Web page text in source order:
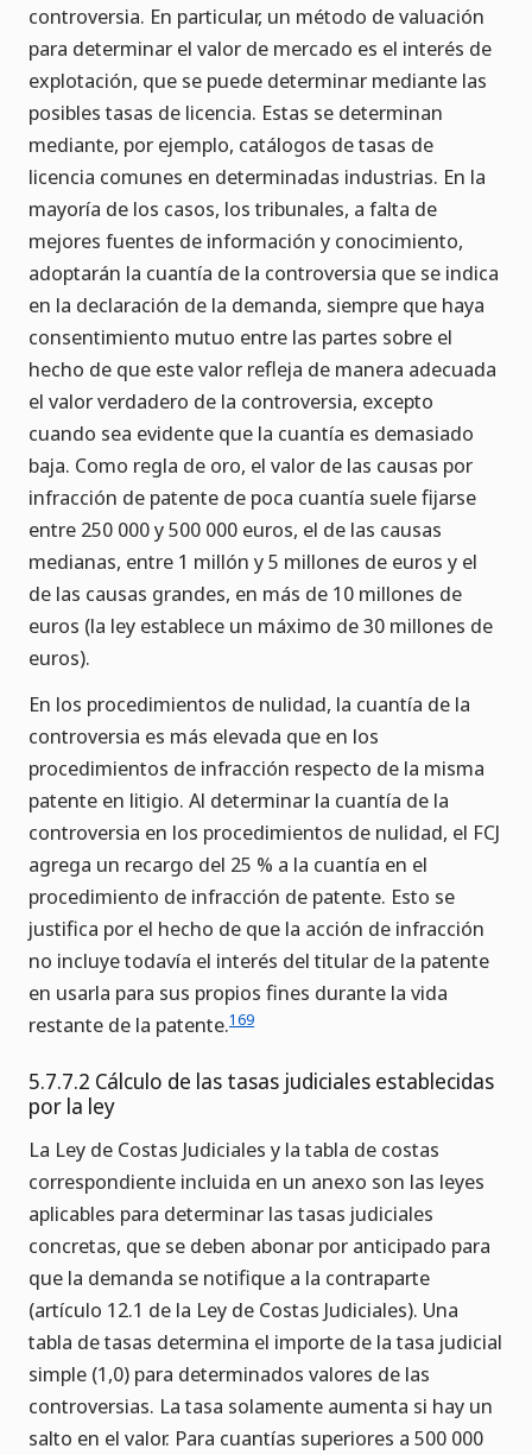
controversia. En particular, un método de valuación
para determinar el valor de mercado es el interés de
explotación, que se puede determinar mediante las
posibles tasas de licencia. Estas se determinan
mediante, por ejemplo, catálogos de tasas de
licencia comunes en determinadas industrias. En la
mayoría de los casos, los tribunales, a falta de
mejores fuentes de información y conocimiento,
adoptarán la cuantía de la controversia que se indica
en la declaración de la demanda, siempre que haya
consentimiento mutuo entre las partes sobre el
hecho de que este valor refleja de manera adecuada
el valor verdadero de la controversia, excepto
cuando sea evidente que la cuantía es demasiado
baja. Como regla de oro, el valor de las causas por
infracción de patente de poca cuantía suele fijarse
entre 250 000 y 500 000 euros, el de las causas
medianas, entre 1 millón y 5 millones de euros y el
de las causas grandes, en más de 10 millones de
euros (la ley establece un máximo de 30 millones de
euros).
En los procedimientos de nulidad, la cuantía de la
controversia es más elevada que en los
procedimientos de infracción respecto de la misma
patente en litigio. Al determinar la cuantía de la
controversia en los procedimientos de nulidad, el FCJ
agrega un recargo del 25 % a la cuantía en el
procedimiento de infracción de patente. Esto se
justifica por el hecho de que la acción de infracción
no incluye todavía el interés del titular de la patente
en usarla para sus propios fines durante la vida
restante de la patente.169
5.7.7.2 Cálculo de las tasas judiciales establecidas
por la ley
La Ley de Costas Judiciales y la tabla de costas
correspondiente incluida en un anexo son las leyes
aplicables para determinar las tasas judiciales
concretas, que se deben abonar por anticipado para
que la demanda se notifique a la contraparte
(artículo 12.1 de la Ley de Costas Judiciales). Una
tabla de tasas determina el importe de la tasa judicial
simple (1,0) para determinados valores de las
controversias. La tasa solamente aumenta si hay un
salto en el valor. Para cuantías superiores a 500 000